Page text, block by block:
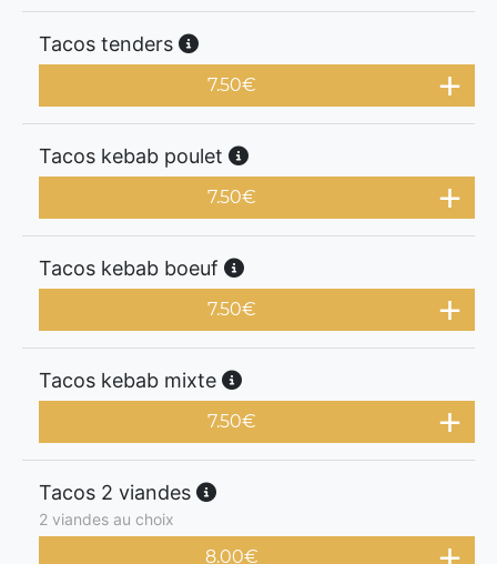
Tacos tenders
7.50€
Tacos kebab poulet
7.50€
Tacos kebab boeuf
7.50€
Tacos kebab mixte
7.50€
Tacos 2 viandes
2 viandes au choix
8.00€